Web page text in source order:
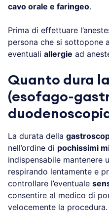
cavo orale e faringeo.
Prima di effettuare
persona che si sottopone
eventuali allergie ad
Quanto dura
(esofago-
La durata della
nell’ordine di pochissimi
indispensabile mantenere
respirando lentamente e
controllare l’eventuale
consentire al medico di
velocemente la procedura.